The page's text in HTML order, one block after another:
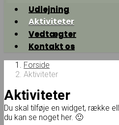
Udlejning
Aktiviteter
Vedtægter
Kontakt os
Forside
Aktiviteter
Aktiviteter
Du skal tilføje en widget, række
du kan se noget her. 🙂